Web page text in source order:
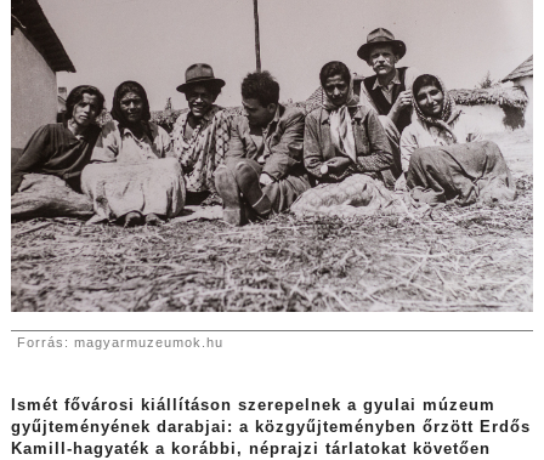
Forrás: magyarmuzeumok.hu
Ismét fővárosi kiállításon szerepelnek a gyulai múzeum
gyűjteményének darabjai: a közgyűjteményben őrzött Erdős
Kamill-hagyaték a korábbi, néprajzi tárlatokat követően